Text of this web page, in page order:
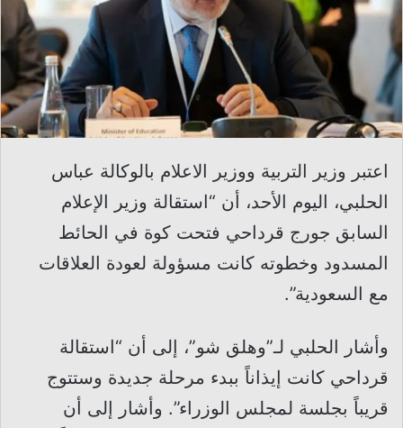
اعتبر وزير التربية ووزير الاعلام بالوكالة عباس
الحلبي، اليوم الأحد، أن “استقالة وزير الإعلام
السابق جورج قرداحي فتحت كوة في الحائط
المسدود وخطوته كانت مسؤولة لعودة العلاقات
مع السعودية”.
وأشار الحلبي لـ”وهلق شو”، إلى أن “استقالة
قرداحي كانت إيذاناً ببدء مرحلة جديدة وستتوج
قريباً بجلسة لمجلس الوزراء”. وأشار إلى أن